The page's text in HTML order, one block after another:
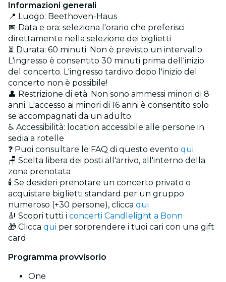
Informazioni generali
📍 Luogo: Beethoven-Haus
📅 Data e ora: seleziona l'orario che preferisci
direttamente nella selezione dei biglietti
⏳ Durata: 60 minuti. Non è previsto un intervallo.
L'ingresso è consentito 30 minuti prima dell'inizio
del concerto. L'ingresso tardivo dopo l'inizio del
concerto non è possibile!
👤 Restrizione di età: Non sono ammessi minori di 8
anni. L'accesso ai minori di 16 anni è consentito solo
se accompagnati da un adulto
♿ Accessibilità: location accessibile alle persone in
sedia a rotelle
❓ Puoi consultare le FAQ di questo evento qui
🪑 Scelta libera dei posti all'arrivo, all'interno della
zona prenotata
🕯️ Se desideri prenotare un concerto privato o
acquistare biglietti standard per un gruppo
numeroso (+30 persone), clicca qui
🎻 Scopri tutti i concerti Candlelight a Bonn
🎁 Clicca qui per sorprendere i tuoi cari con una gift
card
Programma provvisorio
One